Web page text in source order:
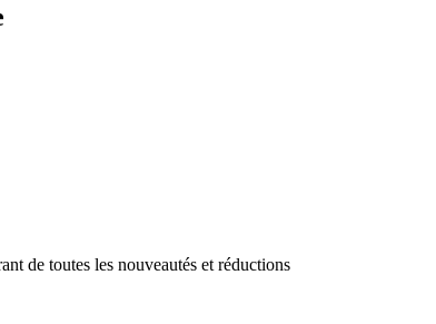
de toutes les nouveautés et réductions